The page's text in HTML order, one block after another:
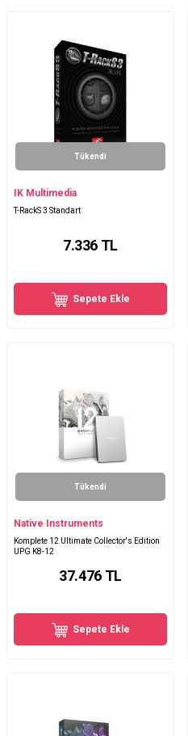
Tükendi
IK Multimedia
T-RackS 3 Standart
7.336 TL
Sepete Ekle
Tükendi
Native Instruments
Komplete 12 Ultimate Collector's Edition
UPG K8-12
37.476TL
Sepete Ekle